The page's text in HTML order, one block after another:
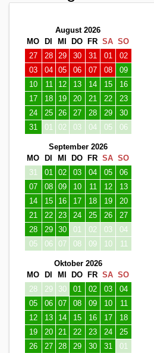
August 2026
MO
DI MI DO FR SA SO
27
28 29 30 31 01
02
03
04 05 06 07 08
09
10
11 12 13 14 15
16
17
18 19 20 21 22
23
24
25 26 27 28 29
30
31
01 02 03 04 05 06
September 2026
MO
DI MI DO FR SA SO
31
01 02 03 04 05
06
07
08 09 10 11 12
13
14
15 16 17 18 19
20
21
22 23 24 25 26
27
28
29 30 01 02 03
04
05
06 07 08 09 10 11
Oktober 2026
MO
DI MI DO FR SA SO
28
29 30 01 02 03
04
05
06 07 08 09 10
11
12
13 14 15 16 17
18
19
20 21 22 23 24
25
26
27 28 29 30 31
01